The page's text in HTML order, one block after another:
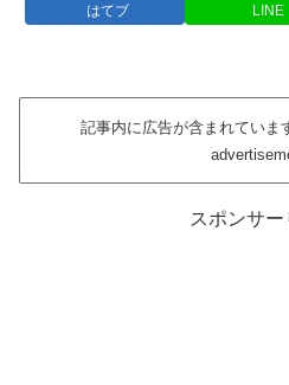
はてブ LINE
記事内に広告が含まれていま
スポンサー